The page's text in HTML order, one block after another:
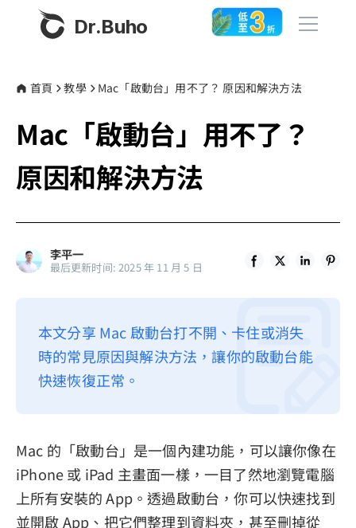
Dr.Buho
產品
BuhoCleaner
BuhoUnlocker
BuhoRepair
BuhoNTFS
商店
關於我們
聯絡我們
隱私權政策
首頁 教學 Mac「啟動台」用不了？ 原因和解決方法
Mac「啟動台」用不了？
原因和解決方法
李平一
最后更新时间: 2025 年 11 月 5 日
本文分享 Mac 啟動台打不開、卡住或消失
時的常見原因與解決方法，讓你的啟動台能
快速恢復正常。
Mac 的「啟動台」是一個內建功能，可以讓你像在
iPhone 或 iPad 主畫面一樣，一目了然地瀏覽電腦
上所有安裝的 App。透過啟動台，你可以快速找到
並開啟 App、把它們整理到資料夾，甚至刪掉從